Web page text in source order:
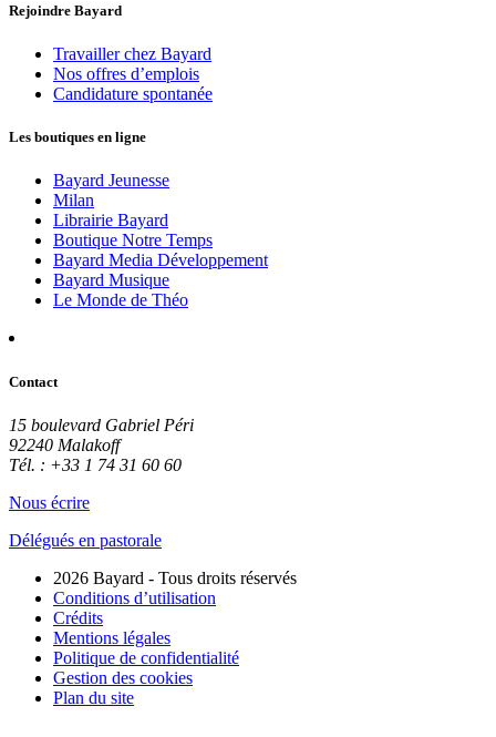
Rejoindre Bayard
Travailler chez Bayard
Nos offres d’emplois
Candidature spontanée
Les boutiques en ligne
Bayard Jeunesse
Milan
Librairie Bayard
Boutique Notre Temps
Bayard Media Développement
Bayard Musique
Le Monde de Théo
Contact
15 boulevard Gabriel Péri
92240 Malakoff
Tél. : +33 1 74 31 60 60
Nous écrire
Délégués en pastorale
2026 Bayard - Tous droits réservés
Conditions d’utilisation
Crédits
Mentions légales
Politique de confidentialité
Gestion des cookies
Plan du site